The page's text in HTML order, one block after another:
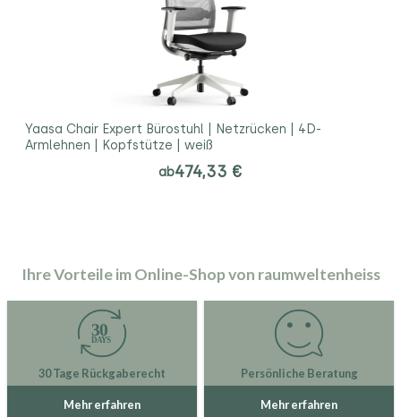
Yaasa Chair Expert Bürostuhl | Netzrücken | 4D-
Armlehnen | Kopfstütze | weiß
ab474,33 €
Ihre Vorteile im Online-Shop von raumweltenheiss
30 Tage Rückgaberecht
Mehr erfahren
Persönliche Beratung
Mehr erfahren